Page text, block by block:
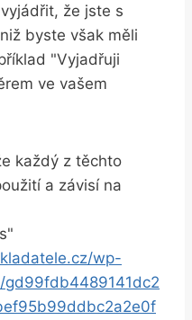
že jste s
byste však měli
"Vyjadřuji
ve vašem
každý z těchto
a závisí na
wp-